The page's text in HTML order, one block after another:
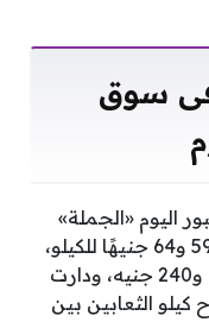
فى سوق
اليوم «الجملة»
كالتالى: أسعار البلطى تراوحت بين 59 و64 جنيهًا للكيلو،
وتراوح كيلو السمك البورى بين 100 و240 جنيه، ودارت
وتراوح كيلو الثعابين بين